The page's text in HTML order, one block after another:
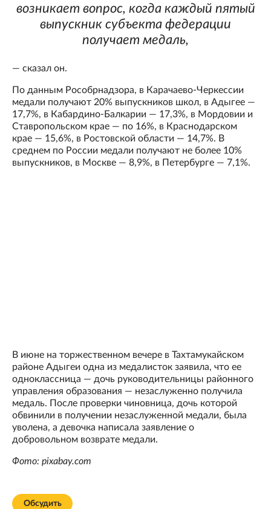
возникает вопрос, когда каждый пятый
выпускник субъекта федерации
получает медаль,
— сказал он.
По данным Рособрнадзора, в Карачаево-Черкессии
медали получают 20% выпускников школ, в Адыгее —
17,7%, в Кабардино-Балкарии — 17,3%, в Мордовии и
Ставропольском крае — по 16%, в Краснодарском
крае — 15,6%, в Ростовской области — 14,7%. В
среднем по России медали получают не более 10%
выпускников, в Москве — 8,9%, в Петербурге — 7,1%.
В июне на торжественном вечере в Тахтамукайском
районе Адыгеи одна из медалисток заявила, что ее
одноклассница — дочь руководительницы районного
управления образования — незаслуженно получила
медаль. После проверки чиновница, дочь которой
обвинили в получении незаслуженной медали, была
уволена, а девочка написала заявление о
добровольном возврате медали.
Фото: pixabay.com
Обсудить